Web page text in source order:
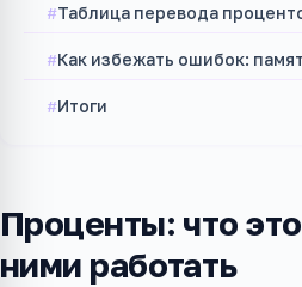
Таблица перевода
Как избежать ошибок:
Итоги
Проценты: что
ними работать